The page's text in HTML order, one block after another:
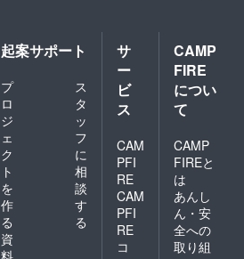
起案サポート
プ
ロ
ジ
ェ
ク
ト
を
作
る
ス
タ
ッ
フ
に
相
談
す
る
資
料
サ
ー
ビ
ス
CAM
PFI
RE
CAM
PFI
RE
コ
CAMP
FIRE
につい
て
CAMP
FIREと
は
あんし
ん・安
全への
取り組